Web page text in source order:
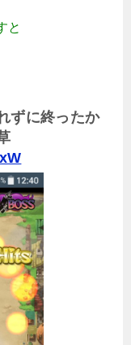
と
ずに終ったか